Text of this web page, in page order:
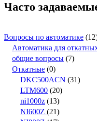
Часто
Вопросы по автоматике
Автоматика для
общие вопросы (7)
Откатные (0)
DKC500ACN (31)
LTM600 (20)
ni1000z (13)
NI600Z (21)